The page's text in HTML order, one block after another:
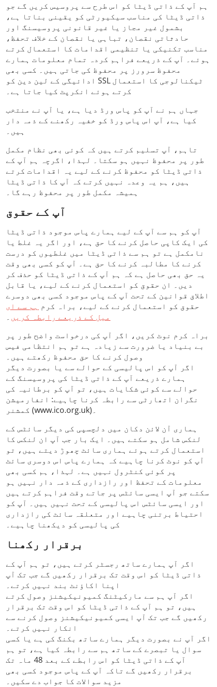
ہم آپ کے ذاتی ڈیٹا کو اس طرح سے پروسیس کریں گے جو
ذاتی ڈیٹا کی مناسب سیکیورٹی کو یقینی بناتا ہے،
بشمول غیر مجاز یا غیر قانونی پروسیسنگ اور
حادثاتی نقصان، تباہی یا نقصان کے خلاف تحفظ،
مناسب تکنیکی یا تنظیمی اقدامات کا استعمال کرتے
ہوئے۔ آپ کے ذریعے فراہم کردہ تمام معلومات ہمارے
محفوظ سرورز پر محفوظ کی جاتی ہیں۔ کسی بھی
ادائیگی کے لین دین کو SSL ٹیکنالوجی کا استعمال
کرتے ہوئے انکرپٹ کیا جاتا ہے۔
جہاں ہم نے آپ کو پاس ورڈ دیا ہے، یا آپ نے منتخب
کیا ہے، آپ اس پاس ورڈ کو خفیہ رکھنے کے ذمہ دار
ہیں۔
تاہم، آپ تسلیم کرتے ہیں کہ کوئی بھی نظام مکمل
طور پر محفوظ نہیں ہو سکتا۔ لہذا، اگرچہ ہم آپ کے
ذاتی ڈیٹا کو محفوظ کرنے کے لیے یہ اقدامات کرتے
ہیں، ہم یہ وعدہ نہیں کرتے کہ آپ کا ذاتی ڈیٹا
ہمیشہ مکمل طور پر محفوظ رہے گا۔
آپ کے حقوق
آپ کو ہم سے آپ کے لیے ہمارے پاس موجود ذاتی ڈیٹا
کی ایک کاپی حاصل کرنے کا حق ہے، اور اگر یہ غلط یا
نامکمل ہے تو ہم سے ذاتی ڈیٹا میں غلطیوں کو درست
کرنے کا مطالبہ کرنے کا حق ہے۔ آپ کو کسی بھی وقت
یہ حق بھی حاصل ہے کہ ہم آپ کے ذاتی ڈیٹا کو حذف کر
دیں۔ ان حقوق کو استعمال کرنے کے لیے، یا قابل
اطلاق قوانین کے تحت آپ کے پاس موجود کسی بھی دوسرے
حقوق کو استعمال کرنے کے لیے، براہ کرم ہم سے ای
میل کے ذریعے رابطہ کریں۔
براہ کرم نوٹ کریں، اگر آپ کی درخواست واضح طور پر
بے بنیاد یا ضرورت سے زیادہ ہے تو ہم انتظامی فیس
وصول کرنے کا حق محفوظ رکھتے ہیں۔
اگر آپ کو اس پالیسی کے حوالے سے یا بصورت دیگر
ہمارے ذریعے آپ کے ذاتی ڈیٹا کی پروسیسنگ کے
حوالے سے کوئی شکایات ہیں، تو آپ کو برطانیہ کی
نگران اتھارٹی سے رابطہ کرنا چاہیے: انفارمیشن
کمشنر (www.ico.org.uk)۔
ہماری آن لائن دکان میں دلچسپی کی دیگر سائٹس کے
لنکس شامل ہو سکتے ہیں۔ ایک بار جب آپ ان لنکس کا
استعمال کرتے ہوئے ہماری سائٹ چھوڑ دیتے ہیں، تو
آپ کو نوٹ کرنا چاہیے کہ ہمارے پاس اس دوسری سائٹ
پر کوئی کنٹرول نہیں ہے۔ لہذا، ہم کسی بھی
معلومات کے تحفظ اور رازداری کے ذمہ دار نہیں ہو
سکتے جو آپ ایسی سائٹس پر جاتے وقت فراہم کرتے ہیں
اور ایسی سائٹس اس پالیسی کے تحت نہیں ہیں۔ آپ کو
احتیاط برتنی چاہیے اور متعلقہ سائٹ کی رازداری
کی پالیسی کو دیکھنا چاہیے۔
برقرار رکھنا
اگر آپ ہمارے ساتھ رجسٹر کرتے ہیں، تو ہم آپ کے
ذاتی ڈیٹا کو اس وقت تک برقرار رکھیں گے جب تک آپ
اپنا اکاؤنٹ بند نہیں کرتے۔
اگر آپ ہم سے مارکیٹنگ کمیونیکیشنز وصول کرتے
ہیں، تو ہم آپ کے ذاتی ڈیٹا کو اس وقت تک برقرار
رکھیں گے جب تک آپ ایسی کمیونیکیشنز وصول کرنے سے
انکار نہیں کرتے۔
اگر آپ نے بصورت دیگر ہمارے ساتھ بکنگ کی ہے یا کسی
سوال یا تبصرے کے ساتھ ہم سے رابطہ کیا ہے، تو ہم
آپ کے ذاتی ڈیٹا کو اس رابطے کے بعد 48 ماہ تک
برقرار رکھیں گے تاکہ آپ کے پاس موجود کسی بھی
مزید سوالات کا جواب دے سکیں۔